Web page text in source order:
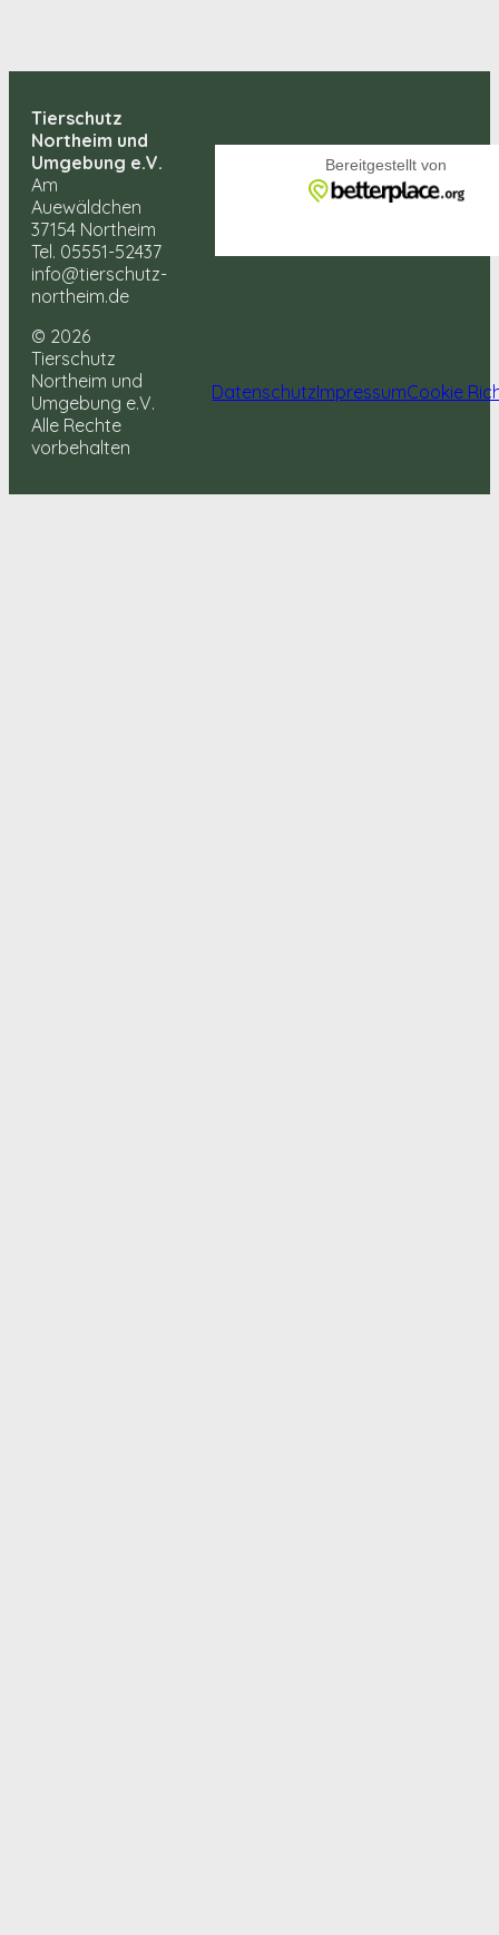
Tierschutz
Northeim und
Umgebung e.V.
Am
Auewäldchen
37154 Northeim
Tel. 05551-52437
info@tierschutz-
northeim.de
© 2026
Tierschutz
Northeim und
Umgebung e.V.
Alle Rechte
vorbehalten
DatenschutzImpressumCookie